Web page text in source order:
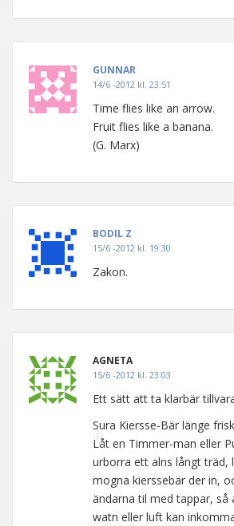
GUNNAR
14/6 -2012 kl. 23:51
Time flies like an arrow.
Fruit flies like a banana.
(G. Marx)
BODIL Z
15/6 -2012 kl. 19:30
Zakon.
AGNETA
15/6 -2012 kl. 23:03
Ett sätt att ta klarbär
Sura Kiersse-Bär länge
Låt en Timmer-man eller
urborra ett alns långt träd,
mogna kierssebär der in,
ändarna til med tappar, så
watn eller luft kan